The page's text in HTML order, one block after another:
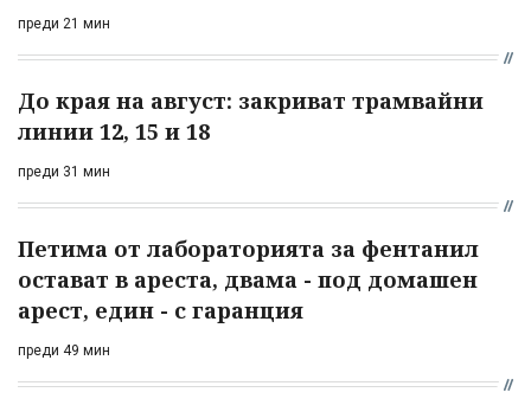
преди 21 мин
До края на август: закриват трамвайни
линии 12, 15 и 18
преди 31 мин
Петима от лабораторията за фентанил
остават в ареста, двама - под домашен
арест, един - с гаранция
преди 49 мин